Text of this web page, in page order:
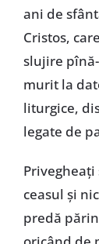
ani de
Cristos,
slujire
murit la
liturgice,
legate de
ceasul și
predă